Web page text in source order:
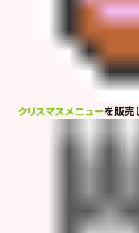
クリスマスメニューを販売